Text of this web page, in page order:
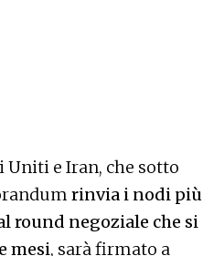
Uniti e Iran, che sotto
rinvia i nodi più
round negoziale che si
mesi, sarà firmato a